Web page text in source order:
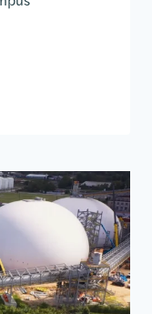
AUSTIN Nº 7